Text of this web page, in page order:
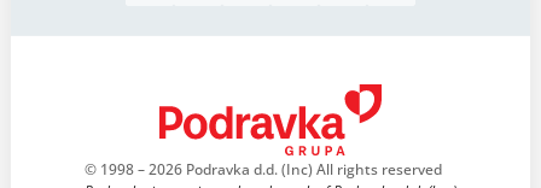
© 1998 – 2026 Podravka d.d. (Inc) All rights reserved